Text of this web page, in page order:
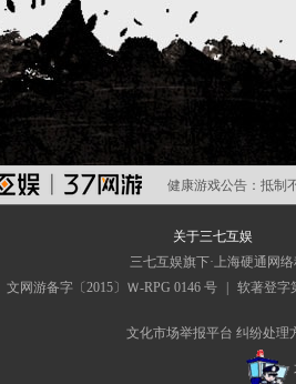
健康游戏公告： 抵制
关于三七互娱
三七互娱旗下·上海硬通网
文网游备字〔2015〕Ｗ-RPG 0146 号
软著登字
文化市场举报平台 纠纷处理